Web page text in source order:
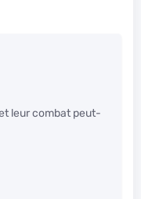
leur combat peut-